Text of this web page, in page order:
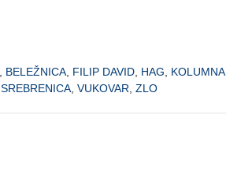
BELEŽNICA FILIP DAVID HAG KOLUMNA
SREBRENICA VUKOVAR ZLO